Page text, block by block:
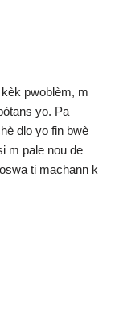
pwoblèm, m
yo. Pa
dlo yo fin bwè
m pale nou de
ti machann k